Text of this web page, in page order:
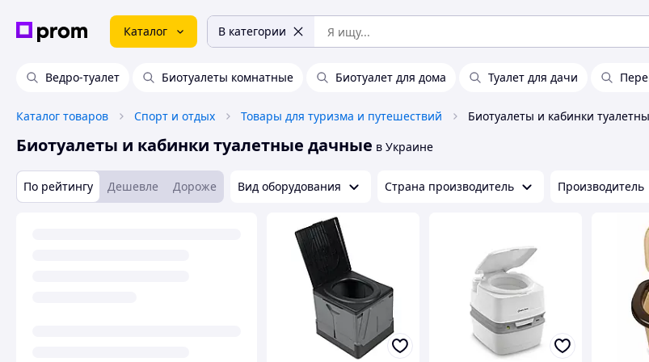
Каталог В категории
Ведро-туалет Биотуалеты комнатные Биотуалет для дома Туалет для дачи
Каталог товаров Спорт и отдых Товары для туризма и путешествий
Биотуалеты и кабинки туалетные дачные в Украине
По рейтингу Дешевле Дороже Вид оборудования Страна производитель Производитель